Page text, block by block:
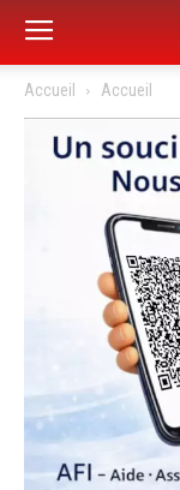
Accueil Accueil